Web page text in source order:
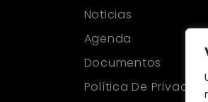
Noticias
Agenda
Documentos
Política De Privacidad